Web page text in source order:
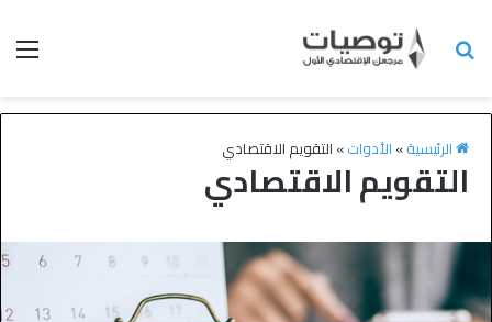
الرئيسية» الأدوات» التقويم الاقتصادي
التقويم الاقتصادي